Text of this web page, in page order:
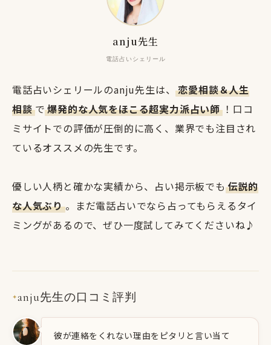
anju先生
電話占いシェリール
電話占いシェリールのanju先生は、恋愛相談＆人生
相談で爆発的な人気をほこる超実力派占い師 ！口コ
ミサイトでの評価が圧倒的に高く、業界でも注目され
ているオススメの先生です。
優しい人柄と確かな実績から、占い掲示板でも 伝説的
な人気ぶり 。まだ電話占いでなら占ってもらえるタイ
ミングがあるので、ぜひ一度試してみてくださいね♪
✦anju先生の口コミ評判
彼が連絡をくれない理由をピタリと言い当て